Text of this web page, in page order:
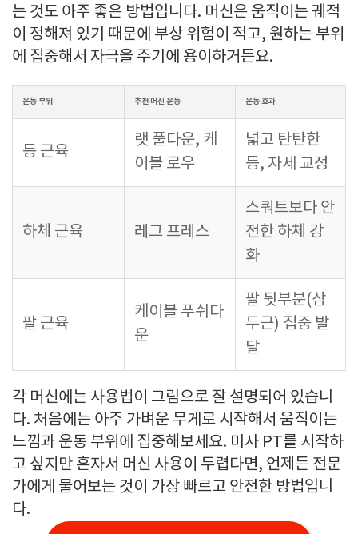
는 것도 아주 좋은 방법입니다. 머신은 움직이는 궤적
이 정해져 있기 때문에 부상 위험이 적고, 원하는 부위
에 집중해서 자극을 주기에 용이하거든요.
운동 부위 추천 머신 운동 운동 효과
등 근육
랫 풀다운, 케
이블 로우
넓고 탄탄한
등, 자세 교정
하체 근육 레그 프레스
스쿼트보다 안
전한 하체 강
화
팔 근육
케이블 푸쉬다
운
팔 뒷부분(삼
두근) 집중 발
달
각 머신에는 사용법이 그림으로 잘 설명되어 있습니
다. 처음에는 아주 가벼운 무게로 시작해서 움직이는
느낌과 운동 부위에 집중해보세요. 미사 PT를 시작하
고 싶지만 혼자서 머신 사용이 두렵다면, 언제든 전문
가에게 물어보는 것이 가장 빠르고 안전한 방법입니
다.